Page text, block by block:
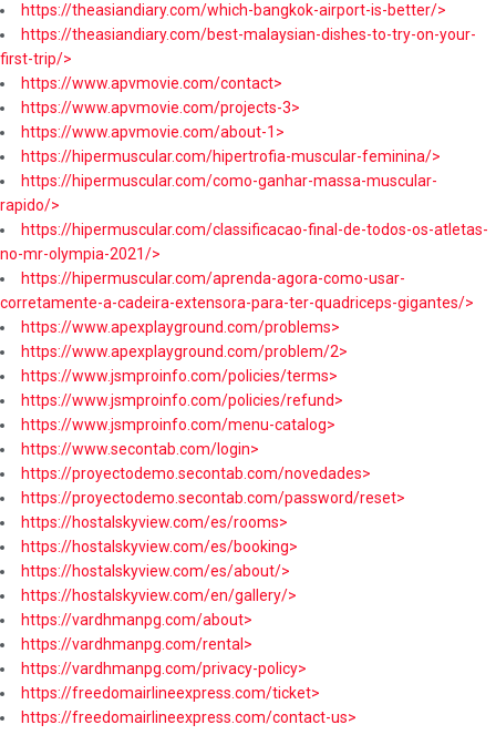
https://theasiandiary.com/which-bangkok-airport-is-better/>
https://theasiandiary.com/best-malaysian-dishes-to-try-on-your-
first-trip/>
https://www.apvmovie.com/contact>
https://www.apvmovie.com/projects-3>
https://www.apvmovie.com/about-1>
https://hipermuscular.com/hipertrofia-muscular-feminina/>
https://hipermuscular.com/como-ganhar-massa-muscular-
rapido/>
https://hipermuscular.com/classificacao-final-de-todos-os-atletas-
no-mr-olympia-2021/>
https://hipermuscular.com/aprenda-agora-como-usar-
corretamente-a-cadeira-extensora-para-ter-quadriceps-gigantes/>
https://www.apexplayground.com/problems>
https://www.apexplayground.com/problem/2>
https://www.jsmproinfo.com/policies/terms>
https://www.jsmproinfo.com/policies/refund>
https://www.jsmproinfo.com/menu-catalog>
https://www.secontab.com/login>
https://proyectodemo.secontab.com/novedades>
https://proyectodemo.secontab.com/password/reset>
https://hostalskyview.com/es/rooms>
https://hostalskyview.com/es/booking>
https://hostalskyview.com/es/about/>
https://hostalskyview.com/en/gallery/>
https://vardhmanpg.com/about>
https://vardhmanpg.com/rental>
https://vardhmanpg.com/privacy-policy>
https://freedomairlineexpress.com/ticket>
https://freedomairlineexpress.com/contact-us>